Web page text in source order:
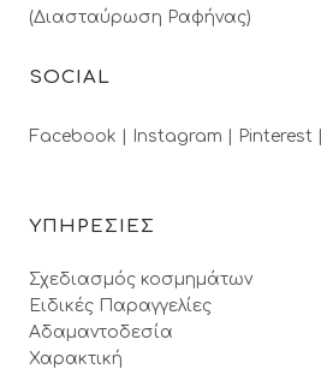
(Διασταύρωση Ραφήνας)
SOCIAL
Facebook | Instagram | Pinterest |
ΥΠΗΡΕΣΙΕΣ
Σχεδιασμός κοσμημάτων
Ειδικές Παραγγελίες
Αδαμαντοδεσία
Χαρακτική